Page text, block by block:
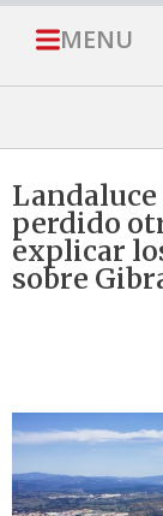
MENU
Landaluce
perdido
explicar
sobre